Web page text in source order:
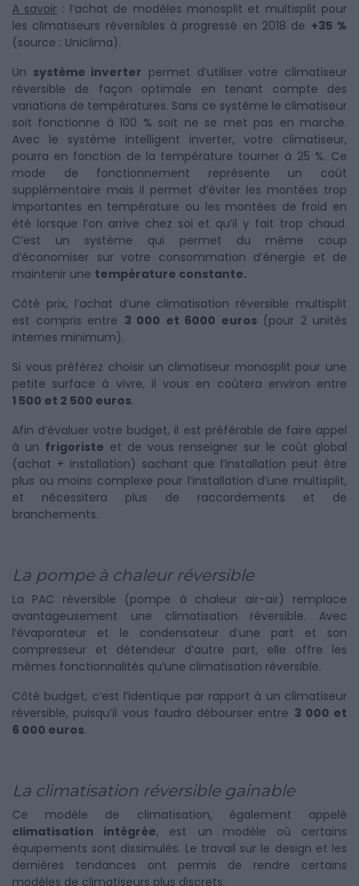
A savoir : l’achat de modèles monosplit et multisplit pour
les climatiseurs réversibles à progressé en 2018 de +35 %
(source : Uniclima).
Un système inverter permet d’utiliser votre climatiseur
réversible de façon optimale en tenant compte des
variations de températures. Sans ce système le climatiseur
soit fonctionne à 100 % soit ne se met pas en marche.
Avec le système intelligent inverter, votre climatiseur,
pourra en fonction de la température tourner à 25 %. Ce
mode de fonctionnement représente un coût
supplémentaire mais il permet d’éviter les montées trop
importantes en température ou les montées de froid en
été lorsque l’on arrive chez soi et qu’il y fait trop chaud.
C’est un système qui permet du même coup
d’économiser sur votre consommation d’énergie et de
maintenir une température constante.
Côté prix, l’achat d’une climatisation réversible multisplit
est compris entre 3 000 et 6000 euros (pour 2 unités
internes minimum).
Si vous préférez choisir un climatiseur monosplit pour une
petite surface à vivre, il vous en coûtera environ entre
1 500 et 2 500 euros.
Afin d’évaluer votre budget, il est préférable de faire appel
à un frigoriste et de vous renseigner sur le coût global
(achat + installation) sachant que l’installation peut être
plus ou moins complexe pour l’installation d’une multisplit,
et nécessitera plus de raccordements et de
branchements.
La pompe à chaleur réversible
La PAC réversible (pompe à chaleur air-air) remplace
avantageusement une climatisation réversible. Avec
l’évaporateur et le condensateur d’une part et son
compresseur et détendeur d’autre part, elle offre les
mêmes fonctionnalités qu’une climatisation réversible.
Côté budget, c’est l’identique par rapport à un climatiseur
réversible, puisqu’il vous faudra débourser entre 3 000 et
6 000 euros.
La climatisation réversible gainable
Ce modèle de climatisation, également appelé
climatisation intégrée, est un modèle où certains
équipements sont dissimulés. Le travail sur le design et les
dernières tendances ont permis de rendre certains
modèles de climatiseurs plus discrets.